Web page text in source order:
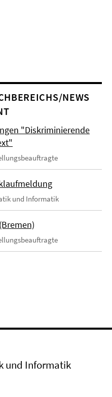
NEWS
"Diskriminierende
und Informatik
und Informatik